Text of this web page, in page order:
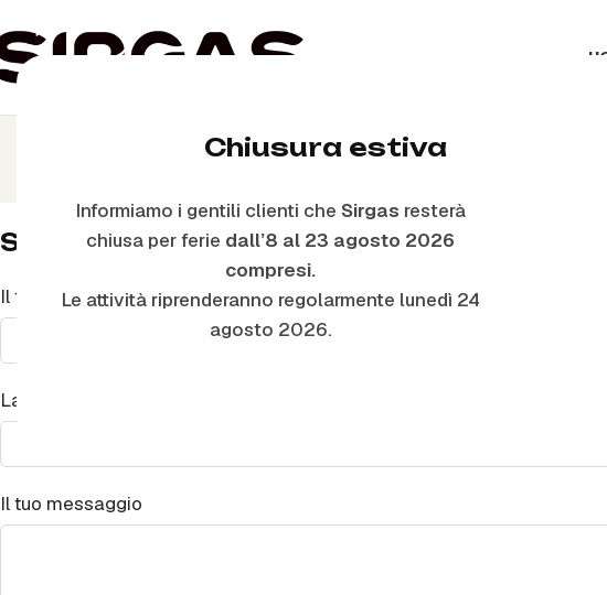
Chiusura estiva
Informiamo i gentili clienti che Sirgas resterà
chiusa per ferie dall’8 al 23 agosto 2026
compresi.
Le attività riprenderanno regolarmente lunedì 24
agosto 2026.
Scrivici
Il tuo nome*
La tua email*
Il tuo messaggio